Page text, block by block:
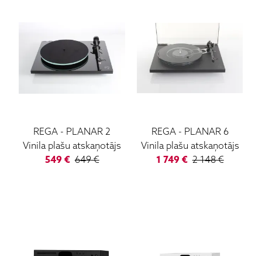
REGA - PLANAR 2
Vinila plašu atskaņotājs
549€ 649€
REGA- PLANAR 6
Vinila plašu atskaņotājs
1 749€ 2 148€